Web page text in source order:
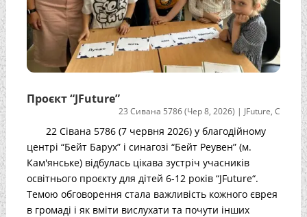
Проєкт “JFuture”
23 Сивана 5786 (Чер 8, 2026) | JFuture,С
22 Сівана 5786 (7 червня 2026) у благодійному
центрі “Бейт Барух” і синагозі “Бейт Реувен” (м.
Кам'янське) відбулась цікава зустріч учасників
освітнього проєкту для дітей 6-12 років “JFuture“.
Темою обговорення стала важливість кожного єврея
в громаді і як вміти вислухати та почути інших